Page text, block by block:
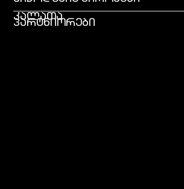
კალათა
პარტნიორები